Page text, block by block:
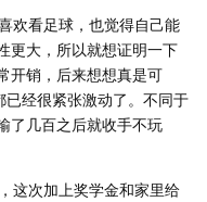
欢看足球，也觉得自己能
更大，所以就想证明一下
开销，后来想想真是可
经很紧张激动了。不同于
了几百之后就收手不玩
这次加上奖学金和家里给